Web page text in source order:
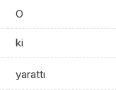
O
ki
yarattı